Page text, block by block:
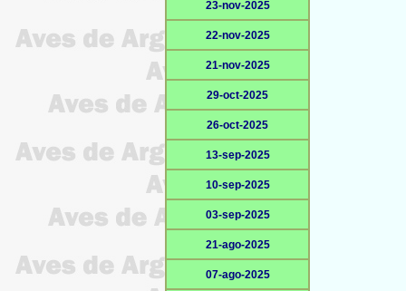
23-nov-2025
22-nov-2025
21-nov-2025
29-oct-2025
26-oct-2025
13-sep-2025
10-sep-2025
03-sep-2025
21-ago-2025
07-ago-2025